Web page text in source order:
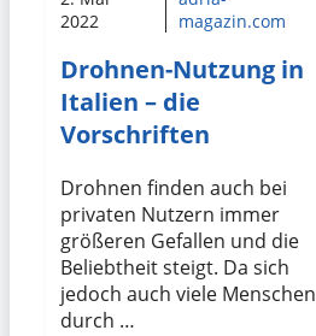
2022
magazin.com
Drohnen-Nutzung in
Italien – die
Vorschriften
Drohnen finden auch bei
privaten Nutzern immer
größeren Gefallen und die
Beliebtheit steigt. Da sich
jedoch auch viele Menschen
durch …